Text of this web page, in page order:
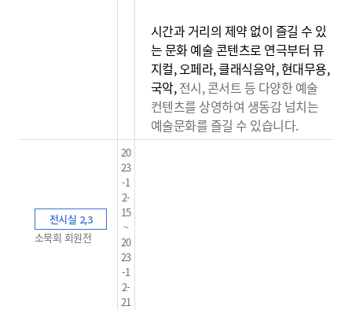
시간과 거리의 제약 없이 즐길 수 있
는 문화 예술 콘텐츠로 연극부터 뮤
지컬, 오페라, 클래식음악, 현대무용,
국악,전시, 콘서트 등 다양한 예술
컨텐츠를 상영하여 생동감 넘치는
예술문화를 즐길 수 있습니다.
전시실 2,3
소묵회 회원전
20
23
-1
2-
15
~
20
23
-1
2-
21